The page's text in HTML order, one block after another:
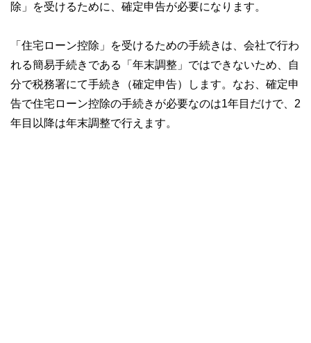
除」を受けるために、確定申告が必要になります。
「住宅ローン控除」を受けるための手続きは、会社で行わ
れる簡易手続きである「年末調整」ではできないため、自
分で税務署にて手続き（確定申告）します。なお、確定申
告で住宅ローン控除の手続きが必要なのは1年目だけで、2
年目以降は年末調整で行えます。